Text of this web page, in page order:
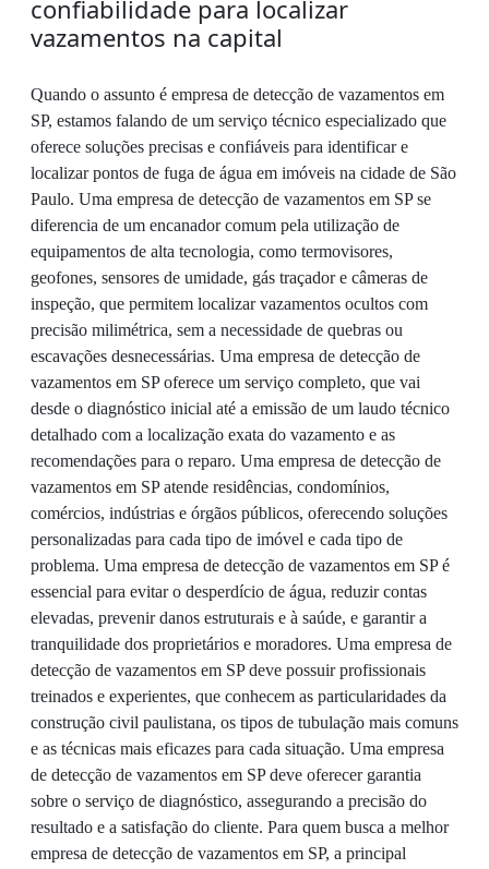
confiabilidade para localizar
vazamentos na capital
Quando o assunto é empresa de detecção de vazamentos em
SP, estamos falando de um serviço técnico especializado que
oferece soluções precisas e confiáveis para identificar e
localizar pontos de fuga de água em imóveis na cidade de São
Paulo. Uma empresa de detecção de vazamentos em SP se
diferencia de um encanador comum pela utilização de
equipamentos de alta tecnologia, como termovisores,
geofones, sensores de umidade, gás traçador e câmeras de
inspeção, que permitem localizar vazamentos ocultos com
precisão milimétrica, sem a necessidade de quebras ou
escavações desnecessárias. Uma empresa de detecção de
vazamentos em SP oferece um serviço completo, que vai
desde o diagnóstico inicial até a emissão de um laudo técnico
detalhado com a localização exata do vazamento e as
recomendações para o reparo. Uma empresa de detecção de
vazamentos em SP atende residências, condomínios,
comércios, indústrias e órgãos públicos, oferecendo soluções
personalizadas para cada tipo de imóvel e cada tipo de
problema. Uma empresa de detecção de vazamentos em SP é
essencial para evitar o desperdício de água, reduzir contas
elevadas, prevenir danos estruturais e à saúde, e garantir a
tranquilidade dos proprietários e moradores. Uma empresa de
detecção de vazamentos em SP deve possuir profissionais
treinados e experientes, que conhecem as particularidades da
construção civil paulistana, os tipos de tubulação mais comuns
e as técnicas mais eficazes para cada situação. Uma empresa
de detecção de vazamentos em SP deve oferecer garantia
sobre o serviço de diagnóstico, assegurando a precisão do
resultado e a satisfação do cliente. Para quem busca a melhor
empresa de detecção de vazamentos em SP, a principal